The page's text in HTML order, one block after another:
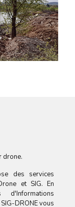
drone.
des services
et SIG. En
DRONE vous